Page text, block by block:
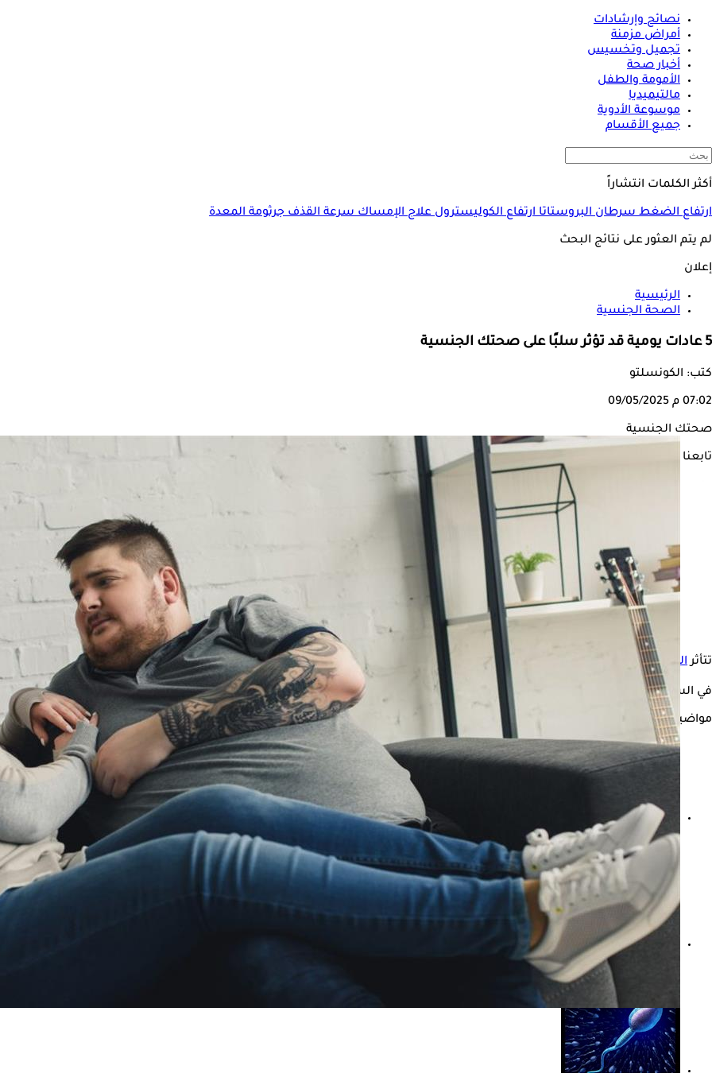
نصائح وإرشادات
أمراض مزمنة
تجميل وتخسيس
أخبار صحة
الأمومة والطفل
مالتيميديا
موسوعة الأدوية
جميع الأقسام
أكثر الكلمات انتشاراً
ارتفاع الضغطسرطان البروستاتاارتفاع الكوليسترولعلاج الإمساكسرعة القذفجرثومة المعدة
لم يتم العثور على نتائج البحث
إعلان
الرئيسية
الصحة الجنسية
5 عادات يومية قد تؤثر سلبًا على صحتك الجنسية
كتب: الكونسلتو
07:02 م 09/05/2025
صحتك الجنسية
تابعنا على
تتأثرالصحة الجنسية عند الرجال والنساء بنمط الحياة اليومي، لذلك ينصح بالابتعاد عن بعض العادات اليومية التي قد تضر بها.
في السياق التالي، يوضح " الكونسلتو"، أبرز العادات اليومية الضارة التي قد تؤثر على صحتك الجنسية، وذلك حسبما جاء في موقع،webmd "
مواضيع ذات صلة
هبة قطب تكشف أطعمة تدعم الصحة الجنسية للرجال والسيدات طبيعيًا
رغم فوائدها.. الإفراط فى ممارسة الرياضة يؤثر سلبًا على الخصوبة